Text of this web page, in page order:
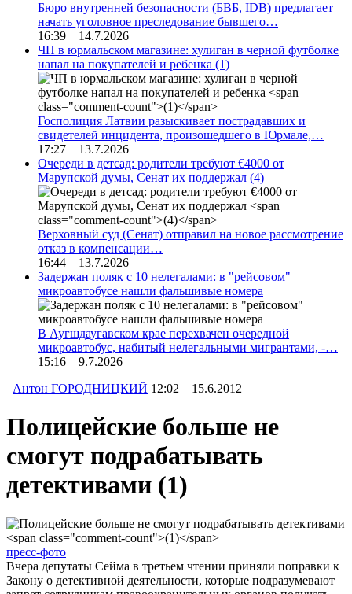
Бюро внутренней безопасности (БВБ, IDB) предлагает
начать уголовное преследование бывшего…
16:39 14.7.2026
ЧП в юрмальском магазине: хулиган в черной футболке
напал на покупателей и ребенка (1)
Госполиция Латвии разыскивает пострадавших и
свидетелей инцидента, произошедшего в Юрмале,…
17:27 13.7.2026
Очереди в детсад: родители требуют €4000 от
Марупской думы, Сенат их поддержал (4)
Верховный суд (Сенат) отправил на новое рассмотрение
отказ в компенсации…
16:44 13.7.2026
Задержан поляк с 10 нелегалами: в "рейсовом"
микроавтобусе нашли фальшивые номера
В Аугшдаугавском крае перехвачен очередной
микроавтобус, набитый нелегальными мигрантами, -…
15:16 9.7.2026
Антон ГОРОДНИЦКИЙ 12:02 15.6.2012
Полицейские больше не
смогут подрабатывать
детективами (1)
пресс-фото
Вчера депутаты Сейма в третьем чтении приняли поправки к
Закону о детективной деятельности, которые подразумевают